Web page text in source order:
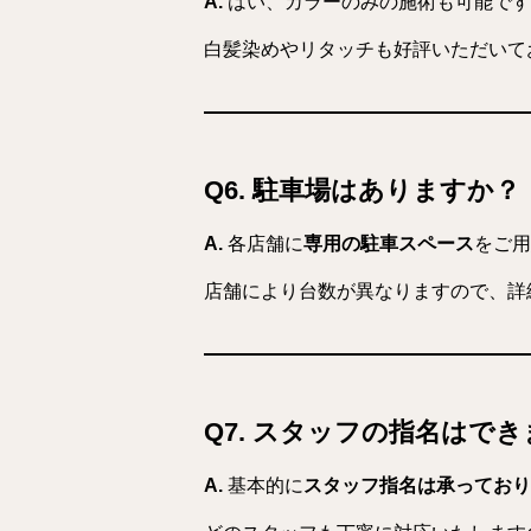
白髪染めやリタッチも好評いただい
Q6. 駐車場はありますか？
A. 各店舗に専用の駐車スペースをご
店舗により台数が異なりますので、
Q7. スタッフの指名はでき
A. 基本的に スタッフ指名は承ってお